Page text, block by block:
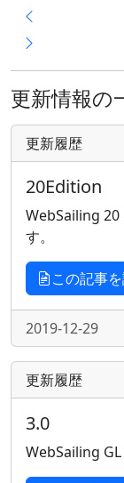
更新情報の
更新履歴
20Edition
WebSailing 20
す。
この記事
2019-12-29
更新履歴
3.0
WebSailing GL